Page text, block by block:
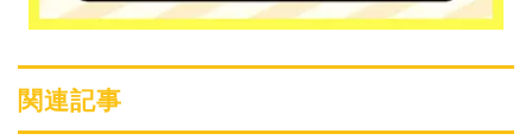
関連記事